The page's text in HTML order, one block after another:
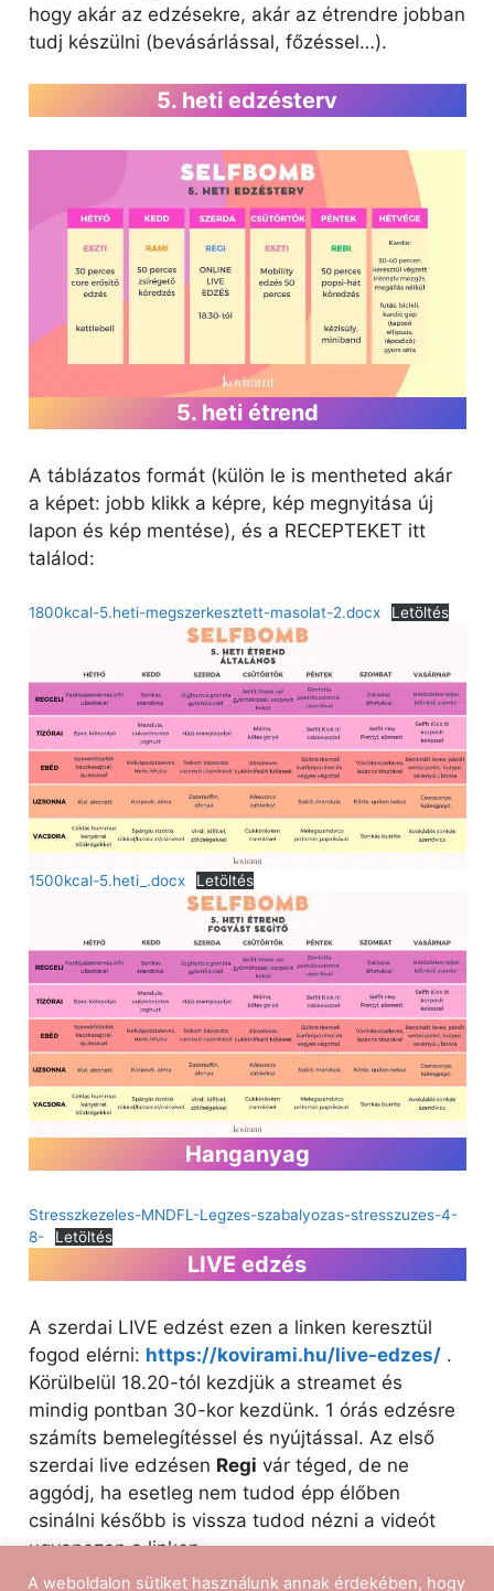
hogy akár az edzésekre, akár az étrendre jobban
tudj készülni (bevásárlással, főzéssel…).
5. heti edzésterv
5. heti étrend
A táblázatos formát (külön le is mentheted akár
a képet: jobb klikk a képre, kép megnyitása új
lapon és kép mentése), és a RECEPTEKET itt
találod:
1800kcal-5.heti-megszerkesztett-masolat-2.docx Letöltés
1500kcal-5.heti_.docx Letöltés
Hanganyag
Stresszkezeles-MNDFL-Legzes-szabalyozas-stresszuzes-4-
8-
Letöltés
LIVE edzés
A szerdai LIVE edzést ezen a linken keresztül
fogod elérni: https://kovirami.hu/live-edzes/.
Körülbelül 18.20-tól kezdjük a streamet és
mindig pontban 30-kor kezdünk. 1 órás edzésre
számíts bemelegítéssel és nyújtással. Az első
szerdai live edzésen Regi vár téged, de ne
aggódj, ha esetleg nem tudod épp élőben
csinálni később is vissza tudod nézni a videót
ugyanezen a linken.
A weboldalon sütiket használunk annak érdekében, hogy